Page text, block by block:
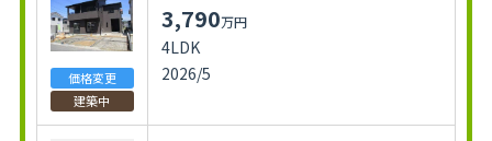
価格変更
建築中
3,790万円
4LDK
2026/5